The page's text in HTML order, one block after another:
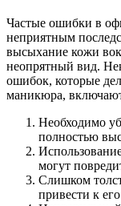
Частые ошибки в
неприятным
высыхание кожи
неопрятный вид.
ошибок, которые
маникюра,
Необходимо
полностью
могут
Слишком
привести к